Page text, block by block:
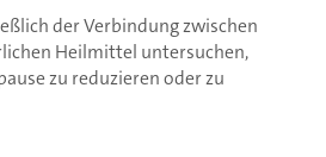
der Verbindung zwischen
Heilmittel untersuchen,
zu reduzieren oder zu